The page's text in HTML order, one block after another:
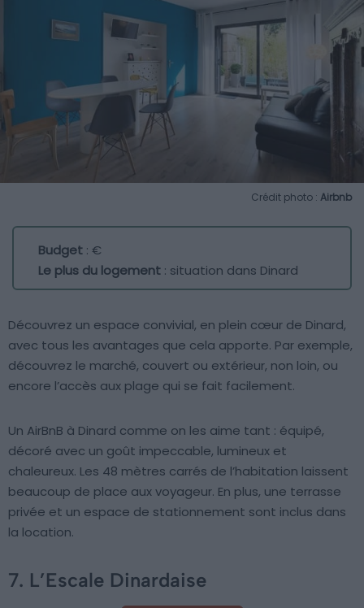
Crédit photo : Airbnb
Budget : €
Le plus du logement : situation dans Dinard
Découvrez un espace convivial, en plein cœur de Dinard,
avec tous les avantages que cela apporte. Par exemple,
découvrez le marché, couvert ou extérieur, non loin, ou
encore l’accès aux plage qui se fait facilement.
Un AirBnB à Dinard comme on les aime tant : équipé,
décoré avec un goût impeccable, lumineux et
chaleureux. Les 48 mètres carrés de l’habitation laissent
beaucoup de place aux voyageur. En plus, une terrasse
privée et un espace de stationnement sont inclus dans
la location.
7. L’Escale Dinardaise